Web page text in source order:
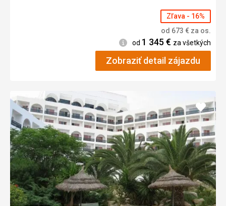
Zľava - 16%
od 673 € za os.
Informácie
od 1 345€ za všetkých
Zobraziť detail zájazdu
Pridať
do